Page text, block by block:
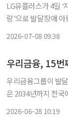
LG유플러스가 4일
랑’으로 발달장애
2026-07-08 09:38
우리금융, 15번
우리금융그룹이 발
은 2034년까지 전국
2026-06-28 10:19